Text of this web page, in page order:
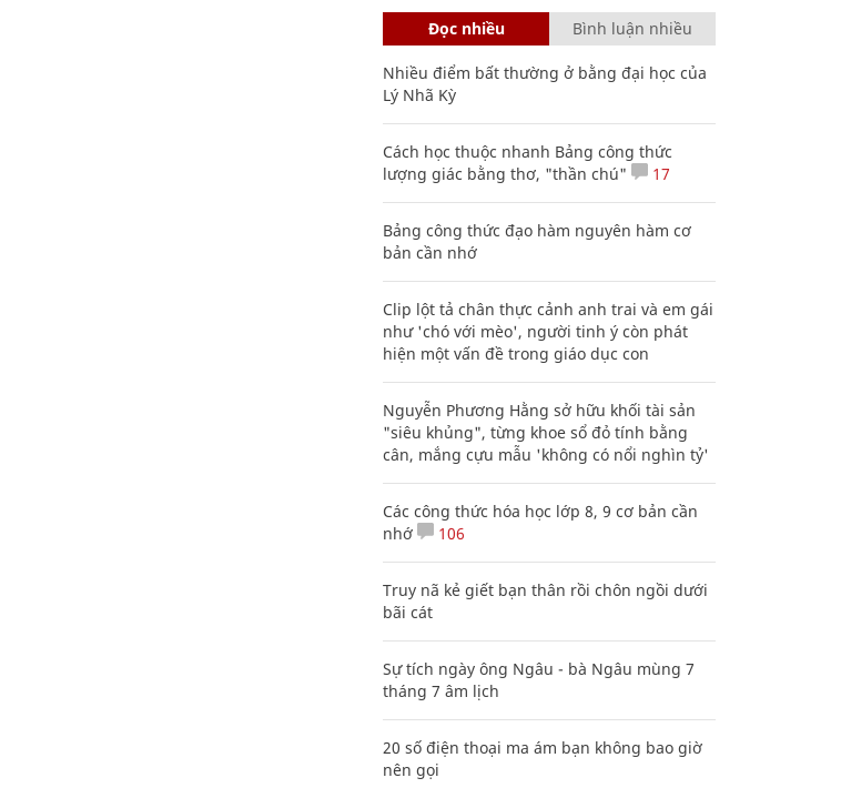
Đọc nhiều Bình luận nhiều
Nhiều điểm bất thường ở bằng đại học của
Lý Nhã Kỳ
Cách học thuộc nhanh Bảng công thức
lượng giác bằng thơ, "thần chú"
17
Bảng công thức đạo hàm nguyên hàm cơ
bản cần nhớ
Clip lột tả chân thực cảnh anh trai và em gái
như 'chó với mèo', người tinh ý còn phát
hiện một vấn đề trong giáo dục con
Nguyễn Phương Hằng sở hữu khối tài sản
"siêu khủng", từng khoe sổ đỏ tính bằng
cân, mắng cựu mẫu 'không có nổi nghìn tỷ'
Các công thức hóa học lớp 8, 9 cơ bản cần
nhớ
106
Truy nã kẻ giết bạn thân rồi chôn ngồi dưới
bãi cát
Sự tích ngày ông Ngâu - bà Ngâu mùng 7
tháng 7 âm lịch
20 số điện thoại ma ám bạn không bao giờ
nên gọi